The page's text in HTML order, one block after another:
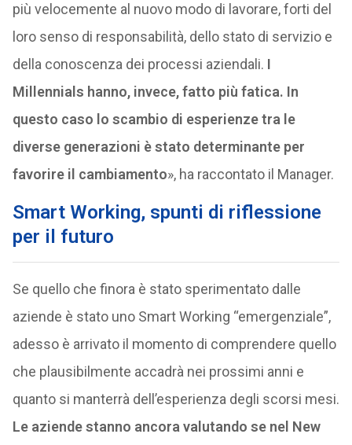
più velocemente al nuovo modo di lavorare, forti del
loro senso di responsabilità, dello stato di servizio e
della conoscenza dei processi aziendali. I
Millennials hanno, invece, fatto più fatica. In
questo caso lo scambio di esperienze tra le
diverse generazioni è stato determinante per
favorire il cambiamento», ha raccontato il Manager.
Smart Working, spunti di riflessione
per il futuro
Se quello che finora è stato sperimentato dalle
aziende è stato uno Smart Working “emergenziale”,
adesso è arrivato il momento di comprendere quello
che plausibilmente accadrà nei prossimi anni e
quanto si manterrà dell’esperienza degli scorsi mesi.
Le aziende stanno ancora valutando se nel New